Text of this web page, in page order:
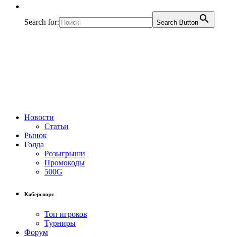
Search for: Search Button
Новости
Статьи
Рынок
Голда
Розыгрыши
Промокоды
500G
Киберспорт
Топ игроков
Турниры
Форум